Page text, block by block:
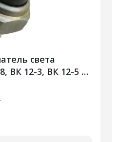
света
ВК 12-3, ВК 12-5 и